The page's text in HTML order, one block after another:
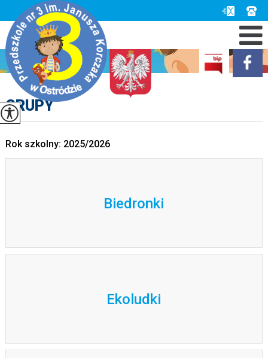
GRUPY
Rok szkolny: 2025/2026
Biedronki
Ekoludki